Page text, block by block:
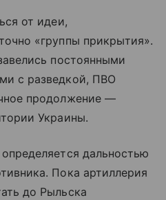
от идеи,
«группы прикрытия».
постоянными
с разведкой, ПВО
продолжение —
Украины.
дальностью
Пока артиллерия
до Рыльска